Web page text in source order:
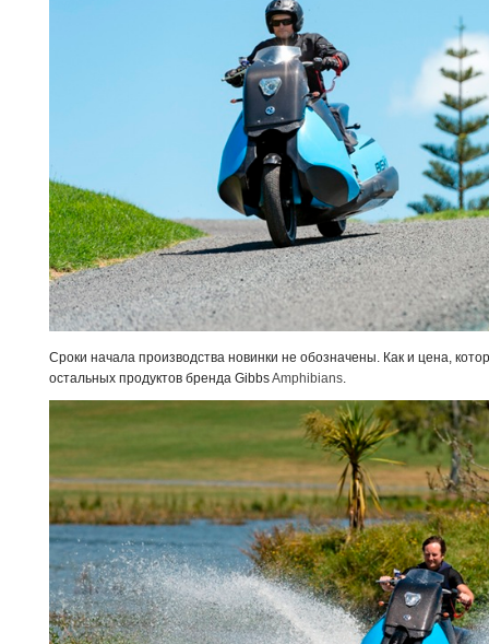
Сроки начала производства новинки не обозначены. Как и цена,
остальных продуктов бренда GibbsAmphibians.